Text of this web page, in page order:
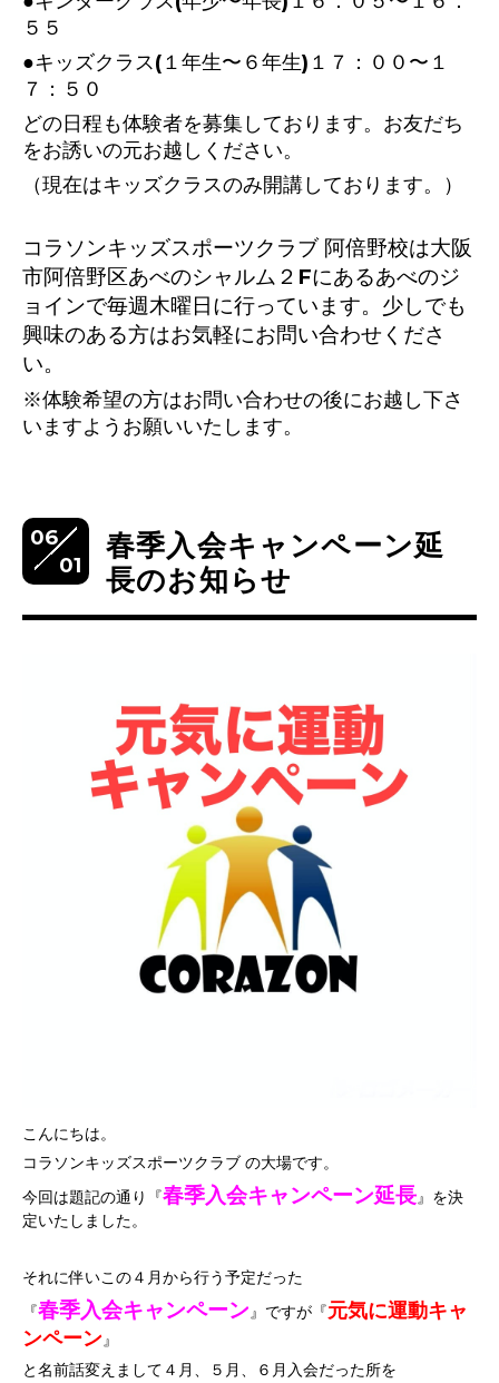
５５
●キッズクラス(１年生〜６年生)１７：００〜１
７：５０
どの日程も体験者を募集しております。お友だち
をお誘いの元お越しください。
（現在はキッズクラスのみ開講しております。）
コラソンキッズスポーツクラブ 阿倍野校は大阪
市阿倍野区あべのシャルム２Fにあるあべのジ
ョインで毎週木曜日に行っています。少しでも
興味のある方はお気軽にお問い合わせくださ
い。
※体験希望の方はお問い合わせの後にお越し下さ
いますようお願いいたします。
06
01
春季入会キャンペーン延
長のお知らせ
こんにちは。
コラソンキッズスポーツクラブ の大場です。
今回は題記の通り『春季入会キャンペーン延長』を決
定いたしました。
それに伴いこの４月から行う予定だった
『春季入会キャンペーン』ですが『元気に運動キャ
ンペーン』
と名前話変えまして４月、５月、６月入会だった所を